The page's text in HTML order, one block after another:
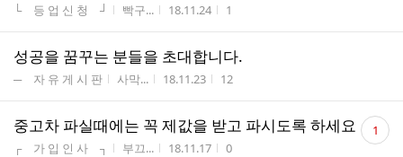
게시판명
└ 등 업 신 청 ┘ 작성자
빡구... 작성시간
18.11.24 조회수
1
성공을 꿈꾸는 분들을 초대합니다.
게시판명
─ 자 유 게 시 판 작성자
사막... 작성시간
18.11.23 조회수
12
중고차 파실때에는 꼭 제값을 받고 파시도록 하세요
게시판명
┌ 가 입 인 사 ┐ 작성자
부끄... 작성시간
18.11.17 조회수
0
댓
글 1